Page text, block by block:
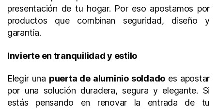
presentación de tu hogar. Por eso apostamos por
productos que combinan seguridad, diseño y
garantía.
Invierte en tranquilidad y estilo
Elegir una puerta de aluminio soldado es apostar
por una solución duradera, segura y elegante. Si
estás pensando en renovar la entrada de tu